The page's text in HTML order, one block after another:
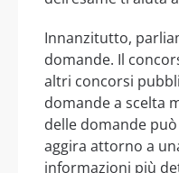
Innanzitutto,
domande. Il
altri concorsi
domande a scelta
delle domande
aggira attorno a
informazioni più